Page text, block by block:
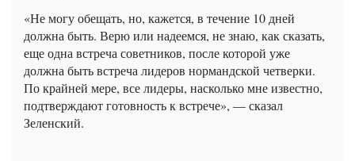
«Не могу обещать, но, кажется, в течение 10 дней
должна быть. Верю или надеемся, не знаю, как сказать,
еще одна встреча советников, после которой уже
должна быть встреча лидеров нормандской четверки.
По крайней мере, все лидеры, насколько мне известно,
подтверждают готовность к встрече», — сказал
Зеленский.